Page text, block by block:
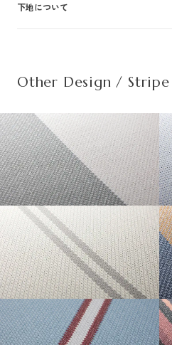
・防カビ性能
推奨糊は、「プリンテリアボンド」もし
・サイズ
・不燃認定番号
NM-5450
・準不燃認定番号
MFN-3734
| リピートレス商品について |
横のリピートサイズがW900mm以上の商
リピートレスタイプの商品をご注文の際
だき、番号をご指定ください。
リピートレスタイプのご注文数量は、本
建物内の内装仕上げに関しては、建築基
ださい。詳細は下地についてをご参照くだ
| 2.使用環境について |
高温、多濯、水漏れの環墳や屋外での使
明付近など、下地の段差が目立つ場所に
い。
| 3.柄合わせの必要な商品について |
柄合わせを必要とする商品は、要尺が無
ご注意ください。施工の際は見本帳の「
てください。
詳しい施工方法のご案内につきましては、
下地について
また種別は随時追加・変更がなされてお
材質
防
火
性
能
施
工
方
直
張
り
不燃材料※①
不燃石膏ボード※②
準不燃材料※③
金属板※④
施
工
方
法
下
張
り
不燃材料※①
不燃石膏ボード※②
準不燃材料※③
Other Design / Stripe
BLOCK STRIPE
DOUBLE STRIPE